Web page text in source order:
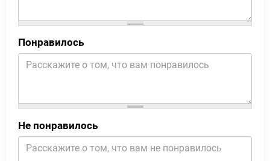
Понравилось
Не понравилось